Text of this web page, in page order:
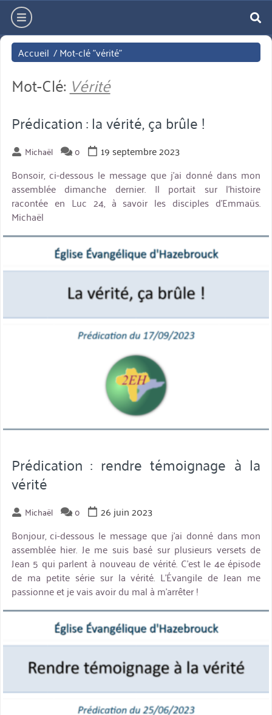
Aller
directement
au
contenu
hamburger
Accueil /Mot-clé "vérité"
Mot-Clé: Vérité
Prédication : la vérité, ça brûle !
Michaël 0
19 septembre 2023
Bonsoir, ci-dessous le message que j’ai donné dans mon
assemblée dimanche dernier. Il portait sur l’histoire
racontée en Luc 24, à savoir les disciples d’Emmaüs.
Michaël
miniature
Prédication : rendre témoignage à la
vérité
Michaël 0
26 juin 2023
Bonjour, ci-dessous le message que j’ai donné dans mon
assemblée hier. Je me suis basé sur plusieurs versets de
Jean 5 qui parlent à nouveau de vérité. C’est le 4e épisode
de ma petite série sur la vérité. L’Évangile de Jean me
passionne et je vais avoir du mal à m’arrêter !
miniature